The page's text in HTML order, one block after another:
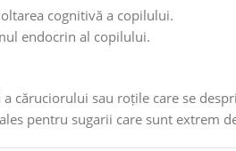
cognitivă a copilului.
endocrin al copilului.
căruciorului sau roțile care se
pentru sugarii care sunt extrem